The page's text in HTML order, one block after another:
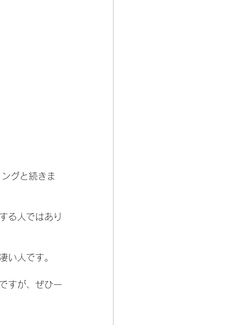
グと続きま
る人ではあり
い人です。
すが、ぜひ一